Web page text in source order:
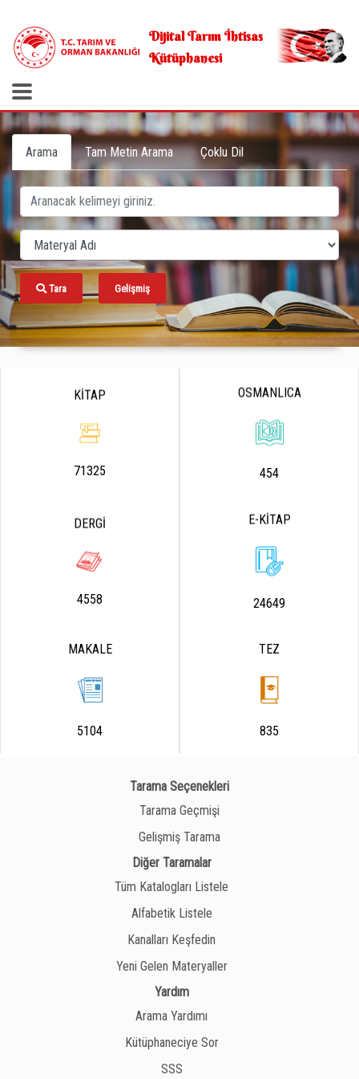
Dijital Tarım İhtisas
Kütüphanesi
Arama Tam Metin Arama Çoklu Dil
Tara Gelişmiş
KİTAP
71325
OSMANLICA
454
DERGİ
4558
E-KİTAP
24649
MAKALE
5104
TEZ
835
Tarama Seçenekleri
Tarama Geçmişi
Gelişmiş Tarama
Diğer Taramalar
Tüm Katalogları Listele
Alfabetik Listele
Kanalları Keşfedin
Yeni Gelen Materyaller
Yardım
Arama Yardımı
Kütüphaneciye Sor
SSS